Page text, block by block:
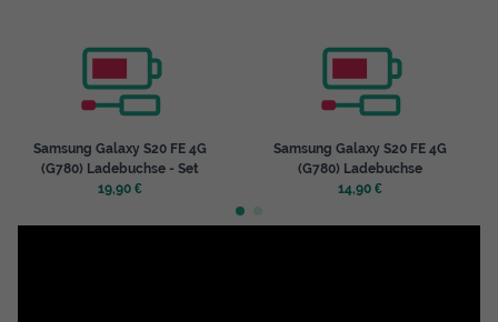
Shop
Samsung Galaxy S20 FE 4G
(G780) Ladebuchse - Set
19,90 €
Samsung Galaxy S20 FE 4G
(G780) Ladebuchse
14,90 €